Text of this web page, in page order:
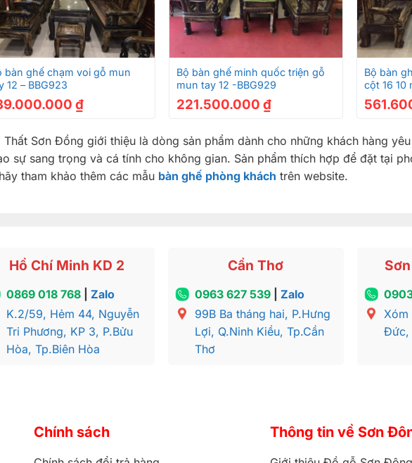
bàn ghế chạm voi gỗ mun
12 – BBG923
₫
Bộ bàn ghế minh quốc triện gỗ
mun tay 12 -BBG929
221.500.000₫
+
Bộ bàn
cột 16 10
Sơn Đồng giới thiệu là dòng sản phẩm dành cho những khách hàng
sự sang trọng và cá tính cho không gian. Sản phẩm thích hợp để đặt tại
tham khảo thêm các mẫu bàn ghế phòng khách trên website.
Hồ Chí Minh KD 2
0869 018 768| Zalo
K.2/59, Hẻm 44, Nguyễn
Tri Phương, KP 3, P.Bửu
Hòa, Tp.Biên Hòa
Cần Thơ
0963 627 539 |Zalo
99B Ba tháng hai, P.Hưng
Lợi, Q.Ninh Kiều, Tp.Cần
Thơ
Xóm
Đức,
Chính sách Thông tin về Sơn